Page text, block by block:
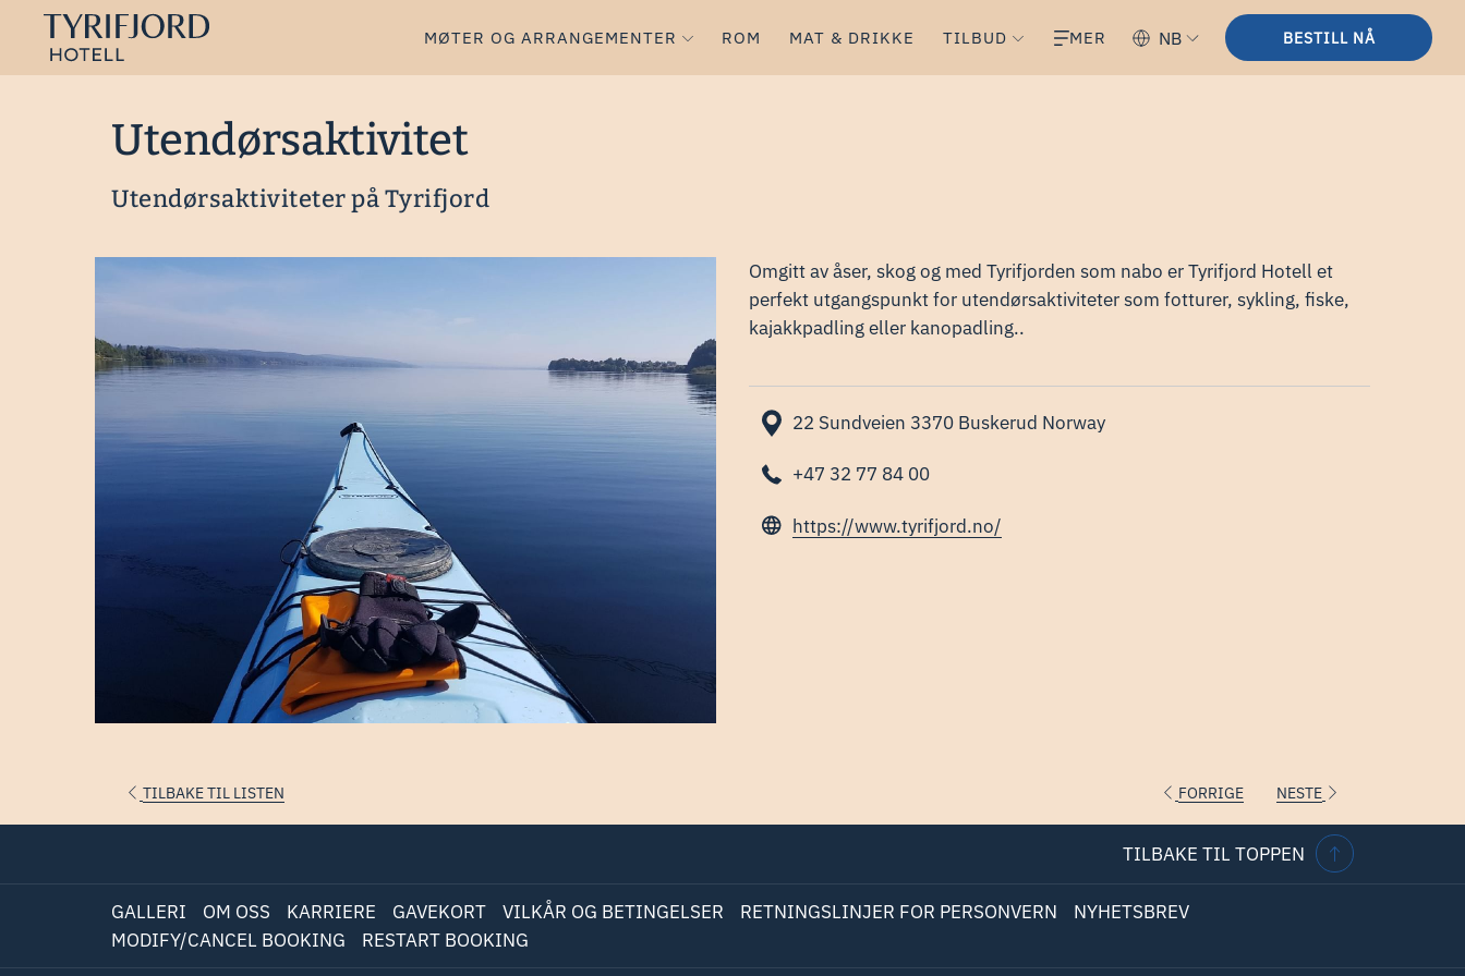
MØTER OG ARRANGEMENTER ROM MAT & DRIKKE TILBUD MER NB BESTILL NÅ
Utendørsaktivitet
Utendørsaktiviteter på Tyrifjord
Omgitt av åser, skog og med Tyrifjorden som nabo er Tyrifjord Hotell et
perfekt utgangspunkt for utendørsaktiviteter som fotturer, sykling, fiske,
kajakkpadling eller kanopadling..
22 Sundveien 3370 Buskerud Norway
+47 32 77 84 00
https://www.tyrifjord.no/
TILBAKE TIL LISTEN
FANE
FORRIGE NESTE
TILBAKE TIL TOPPEN
GALLERI OM OSS KARRIERE GAVEKORT VILKÅR OG BETINGELSER RETNINGSLINJER FOR PERSONVERN
NYHETSBREV
MODIFY/CANCEL BOOKING
RESTART BOOKING